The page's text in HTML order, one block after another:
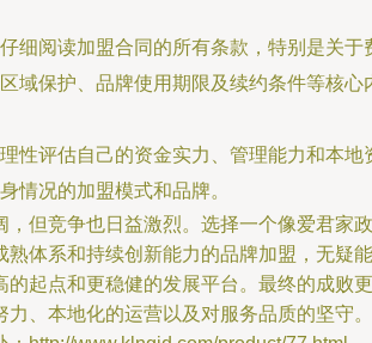
仔细阅读加盟合同的所有条款，特别是关于
域保护、品牌使用期限及续约条件等核心
理性评估自己的资金实力、管理能力和本地
情况的加盟模式和品牌。
，但竞争也日益激烈。选择一个像爱君家政
熟体系和持续创新能力的品牌加盟，无疑能
的起点和更稳健的发展平台。最终的成败更
力、本地化的运营以及对服务品质的坚守。